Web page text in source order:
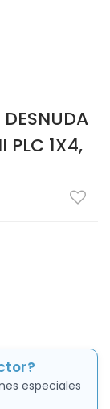
DESNUDA
PLC 1X4,
especiales